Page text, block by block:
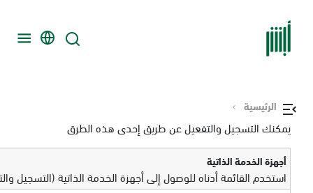
الرئيسية
يمكنك التسجيل والتفعيل عن طريق إحدى هذه الطرق
أجهزة الخدمة الذاتية
استخدم القائمة أدناه للوصول إلى أجهزة الخدمة الذاتية (التسجيل